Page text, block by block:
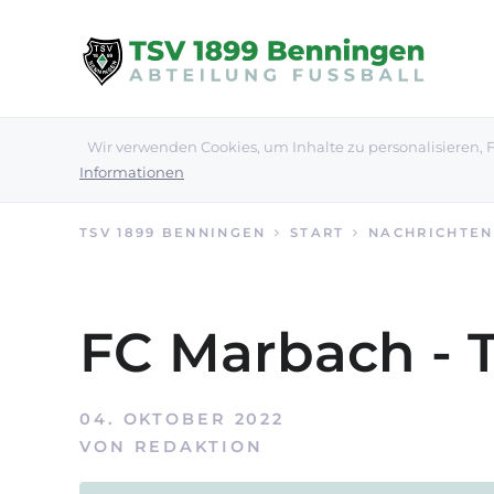
Wir verwenden Cookies, um Inhalte zu
Informationen
TSV 1899 BENNINGEN START NACHRICHTEN
FC Marbach -
04. OKTOBER 2022
VON REDAKTION